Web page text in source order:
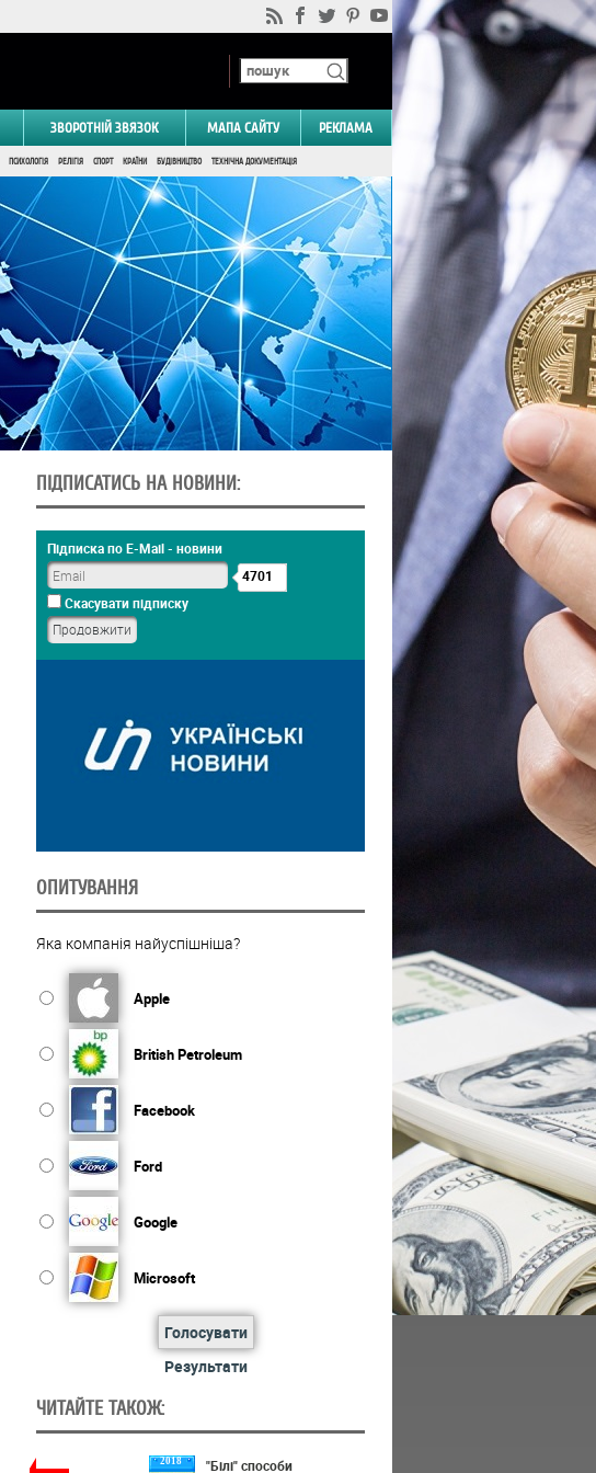
ЗВОРОТНІЙ ЗВЯЗОК МАПА САЙТУ РЕКЛАМА
ПСИХОЛОГІЯ РЕЛІГІЯ СПОРТ КРАЇНИ БУДІВНИЦТВО ТЕХНІЧНА ДОКУМЕНТАЦІЯ
ПІДПИСАТИСЬ НА НОВИНИ:
Підписка по E-Mail - новини
4701
Скасувати підписку
ОПИТУВАННЯ
Яка компанія найуспішніша?
Apple
British Petroleum
Facebook
Ford
Google
Microsoft
Голосувати
Результати
ЧИТАЙТЕ ТАКОЖ:
2018
"Білі" способи